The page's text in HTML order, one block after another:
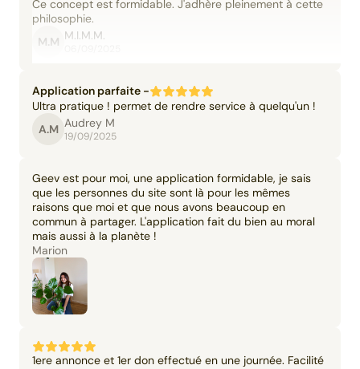
Ce concept est formidable. J'adhère pleinement à cette
philosophie.
M.M M.I.M.M.
Application parfaite -
Ultra pratique ! permet de rendre service à quelqu'un !
A.M Audrey M
19/09/2025
Geev est pour moi, une application formidable, je sais
que les personnes du site sont là pour les mêmes
raisons que moi et que nous avons beaucoup en
commun à partager. L'application fait du bien au moral
mais aussi à la planète !
Marion
1ere annonce et 1er don effectué en une journée. Facilité